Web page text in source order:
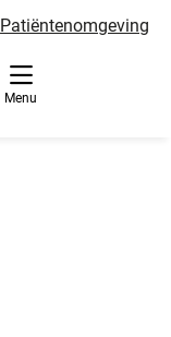
Patiëntenomgeving
Menu